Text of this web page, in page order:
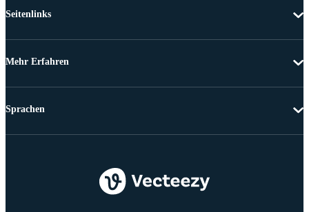
Seitenlinks
Mehr Erfahren
Sprachen